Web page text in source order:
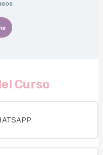
Curso